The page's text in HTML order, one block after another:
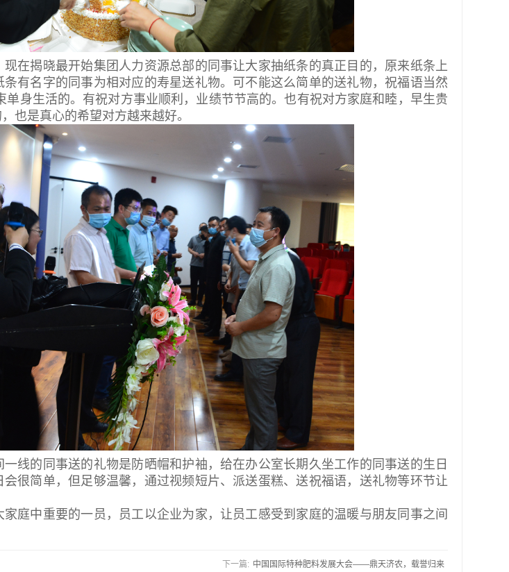
在揭晓最开始集团人力资源总部的同事让大家抽纸条的真正目的，原来纸条上
有名字的同事为相对应的寿星送礼物。可不能这么简单的送礼物，祝福语当然
身生活的。有祝对方事业顺利，业绩节节高的。也有祝对方家庭和睦，早生贵
也是真心的希望对方越来越好。
线的同事送的礼物是防晒帽和护袖，给在办公室长期久坐工作的同事送的生日
很简单，但足够温馨，通过视频短片、派送蛋糕、送祝福语，送礼物等环节让
庭中重要的一员，员工以企业为家，让员工感受到家庭的温暖与朋友同事之间
下一篇: 中国国际特种肥料发展大会——鼎天济农，载誉归来